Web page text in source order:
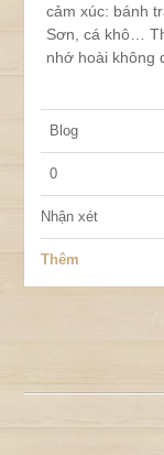
cảm xúc: bánh
Sơn, cá khô…
nhớ hoài không
Blog
0
Nhận xét
Thêm